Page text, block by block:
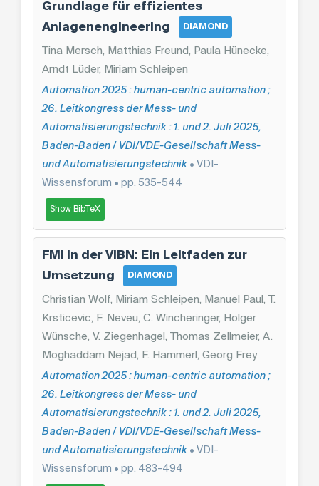
Grundlage für effizientes
Anlagenengineering
DIAMOND
Tina Mersch, Matthias Freund, Paula Hünecke,
Arndt Lüder, Miriam Schleipen
Automation 2025 : human-centric automation ;
26. Leitkongress der Mess- und
Automatisierungstechnik : 1. und 2. Juli 2025,
Baden-Baden / VDI/VDE-Gesellschaft Mess-
und Automatisierungstechnik • VDI-
Wissensforum • pp. 535-544
Show BibTeX
FMI in der VIBN: Ein Leitfaden zur
Umsetzung
DIAMOND
Christian Wolf, Miriam Schleipen, Manuel Paul, T.
Krsticevic, F. Neveu, C. Wincheringer, Holger
Wünsche, V. Ziegenhagel, Thomas Zellmeier, A.
Moghaddam Nejad, F. Hammerl, Georg Frey
Automation 2025 : human-centric automation ;
26. Leitkongress der Mess- und
Automatisierungstechnik : 1. und 2. Juli 2025,
Baden-Baden / VDI/VDE-Gesellschaft Mess-
und Automatisierungstechnik • VDI-
Wissensforum • pp. 483-494